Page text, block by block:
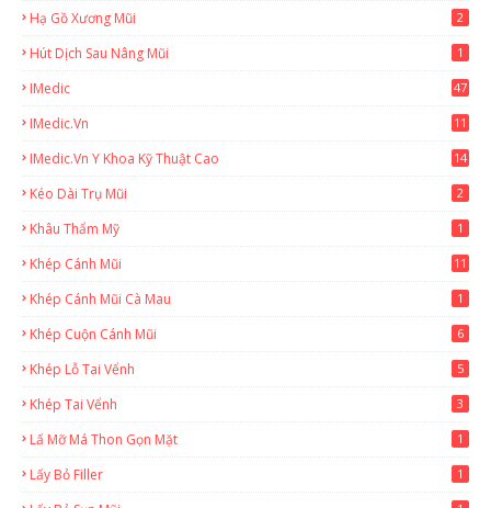
Hạ Gồ Xương Mũi 2
Hút Dịch Sau Nâng Mũi 1
IMedic 47
IMedic.vn
11
IMedic.vn Y Khoa Kỹ Thuật Cao 14
Kéo Dài Trụ Mũi 2
Khâu Thẩm Mỹ 1
Khép Cánh Mũi 11
Khép Cánh Mũi Cà Mau 1
Khép Cuộn Cánh Mũi 6
Khép Lỗ Tai Vểnh 5
Khép Tai Vểnh 3
Lấ Mỡ Má Thon Gọn Mặt 1
Lấy Bỏ Filler 1